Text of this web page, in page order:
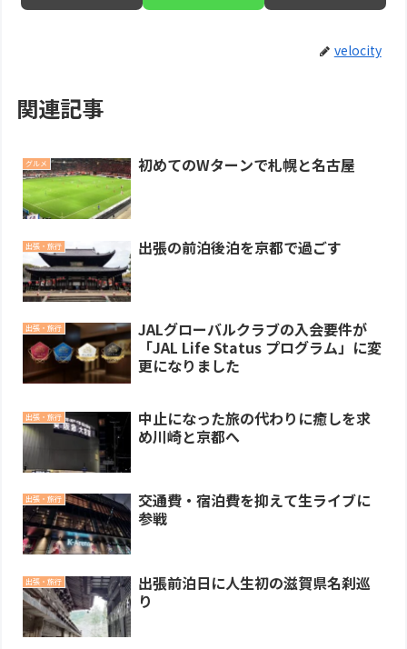
velocity
関連記事
グルメ 初めてのWターンで札幌と名古屋
出張・旅行 出張の前泊後泊を京都で過ごす
出張・旅行
JALグローバルクラブの入会要件が
「JAL Life Status プログラム」に変
更になりました
出張・旅行
中止になった旅の代わりに癒しを求
め川崎と京都へ
出張・旅行
交通費・宿泊費を抑えて生ライブに
参戦
出張・旅行
出張前泊日に人生初の滋賀県名刹巡
り